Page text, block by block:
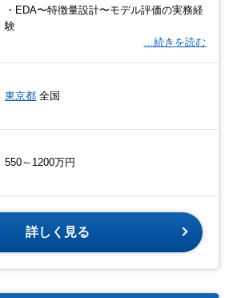
・EDA〜特徴量設計〜モデル評価の実務経
験
…続きを読む
東京都 全国
550～1200万円
詳しく見る